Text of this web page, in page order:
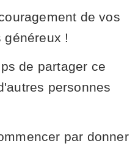
de vos
généreux !
de partager ce
personnes
par donner